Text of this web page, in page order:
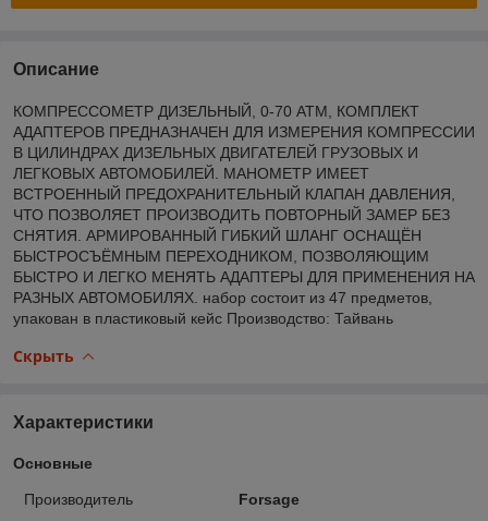
Описание
КОМПРЕССОМЕТР ДИЗЕЛЬНЫЙ, 0-70 АТМ, КОМПЛЕКТ
АДАПТЕРОВ ПРЕДНАЗНАЧЕН ДЛЯ ИЗМЕРЕНИЯ КОМПРЕССИИ
В ЦИЛИНДРАХ ДИЗЕЛЬНЫХ ДВИГАТЕЛЕЙ ГРУЗОВЫХ И
ЛЕГКОВЫХ АВТОМОБИЛЕЙ. МАНОМЕТР ИМЕЕТ
ВСТРОЕННЫЙ ПРЕДОХРАНИТЕЛЬНЫЙ КЛАПАН ДАВЛЕНИЯ,
ЧТО ПОЗВОЛЯЕТ ПРОИЗВОДИТЬ ПОВТОРНЫЙ ЗАМЕР БЕЗ
СНЯТИЯ. АРМИРОВАННЫЙ ГИБКИЙ ШЛАНГ ОСНАЩЁН
БЫСТРОСЪЁМНЫМ ПЕРЕХОДНИКОМ, ПОЗВОЛЯЮЩИМ
БЫСТРО И ЛЕГКО МЕНЯТЬ АДАПТЕРЫ ДЛЯ ПРИМЕНЕНИЯ НА
РАЗНЫХ АВТОМОБИЛЯХ. набор состоит из 47 предметов,
упакован в пластиковый кейс Производство: Тайвань
Скрыть
Характеристики
Основные
Производитель
Forsage